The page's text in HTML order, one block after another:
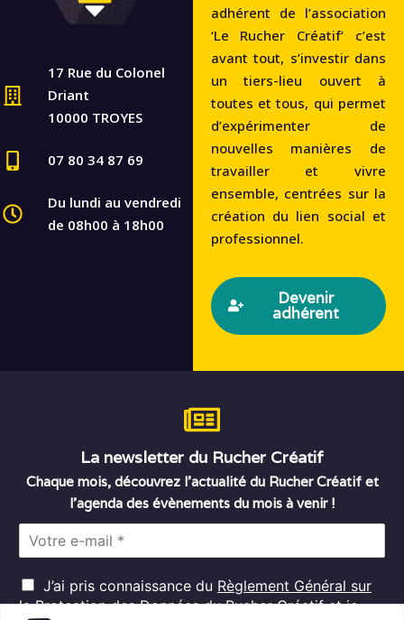
17 Rue du Colonel
Driant
10000 TROYES
07 80 34 87 69
Du lundi au vendredi
de 08h00 à 18h00
adhérent de l’association
‘Le Rucher Créatif‘ c’est
avant tout, s’investir dans
un tiers-lieu ouvert à
toutes et tous, qui permet
d’expérimenter de
nouvelles manières de
travailler et vivre
ensemble, centrées sur la
création du lien social et
professionnel.
Devenir
adhérent
La newsletter du Rucher Créatif
Chaque mois, découvrez l’actualité du Rucher Créatif et
l’agenda des évènements du mois à venir !
l
R
G
J’ai pris connaissance du Règlement Général sur
la Protection des Donnéesdu Rucher Créatif et je